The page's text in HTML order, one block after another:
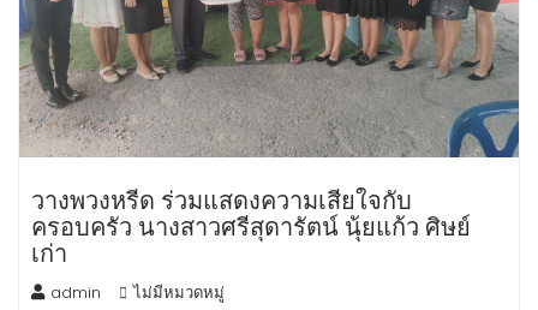
วางพวงหรีด ร่วมแสดงความเสียใจกับ
ครอบครัว นางสาวศรีสุดารัตน์ นุ้ยแก้ว ศิษย์
เก่า
admin ไม่มีหมวดหมู่